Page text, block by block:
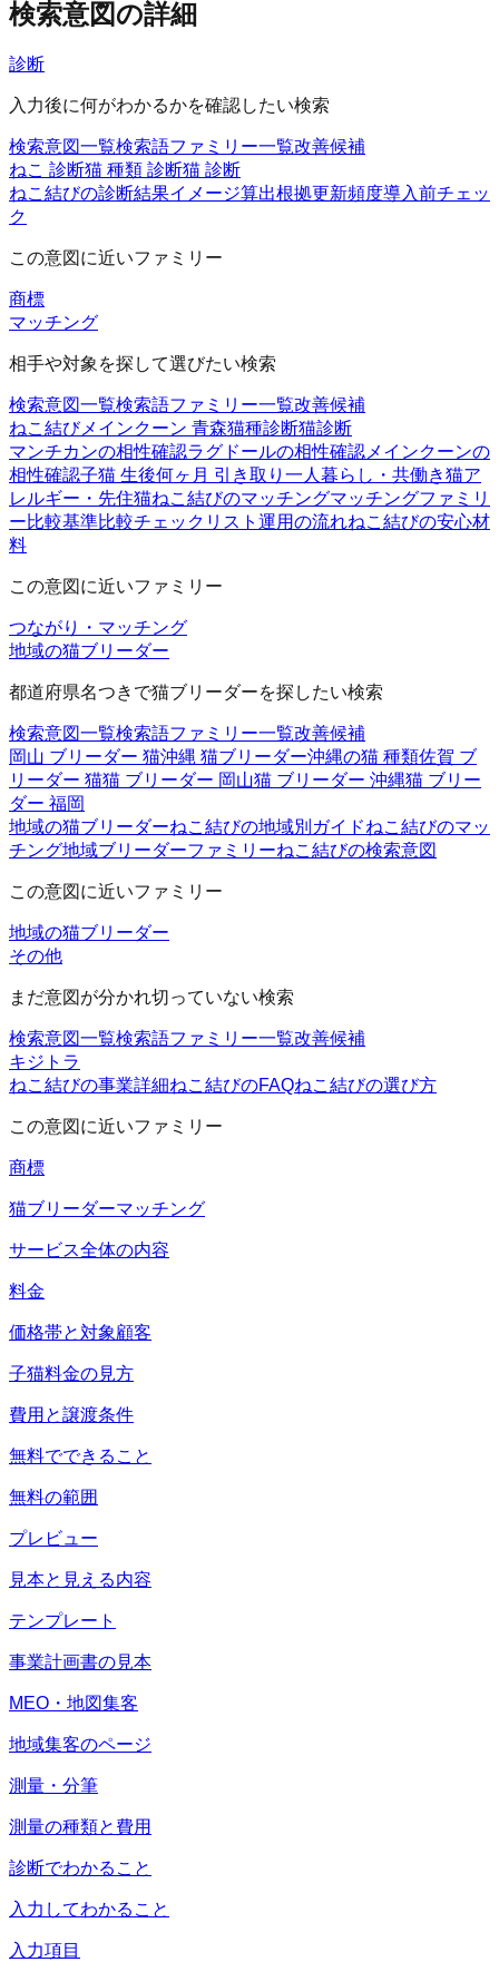
検索意図の詳細
診断
入力後に何がわかるかを確認したい検索
検索意図一覧検索語ファミリー一覧改善候補
ねこ 診断猫 種類 診断猫 診断
ねこ結びの診断結果イメージ算出根拠更新頻度導入前チェッ
ク
この意図に近いファミリー
商標
マッチング
相手や対象を探して選びたい検索
検索意図一覧検索語ファミリー一覧改善候補
ねこ結びメインクーン 青森猫種診断猫診断
マンチカンの相性確認ラグドールの相性確認メインクーンの
相性確認子猫 生後何ヶ月 引き取り 一人暮らし・共働き猫ア
レルギー・先住猫ねこ結びのマッチングマッチングファミリ
ー比較基準比較チェックリスト 運用の流れねこ結びの安心材
料
この意図に近いファミリー
つながり・マッチング
地域の猫ブリーダー
都道府県名つきで猫ブリーダーを探したい検索
検索意図一覧検索語ファミリー一覧改善候補
岡山 ブリーダー 猫沖縄 猫ブリーダー沖縄の猫 種類佐賀 ブ
リーダー 猫猫 ブリーダー 岡山猫 ブリーダー 沖縄猫 ブリー
ダー 福岡
地域の猫ブリーダーねこ結びの地域別ガイドねこ結びのマッ
チング地域ブリーダーファミリーねこ結びの検索意図
この意図に近いファミリー
地域の猫ブリーダー
その他
まだ意図が分かれ切っていない検索
検索意図一覧検索語ファミリー一覧改善候補
キジトラ
ねこ結びの事業詳細ねこ結びのFAQねこ結びの選び方
この意図に近いファミリー
商標
猫ブリーダーマッチング
サービス全体の内容
料金
価格帯と対象顧客
子猫料金の見方
費用と譲渡条件
無料でできること
無料の範囲
プレビュー
見本と見える内容
テンプレート
事業計画書の見本
MEO・地図集客
地域集客のページ
測量・分筆
測量の種類と費用
診断でわかること
入力してわかること
入力項目